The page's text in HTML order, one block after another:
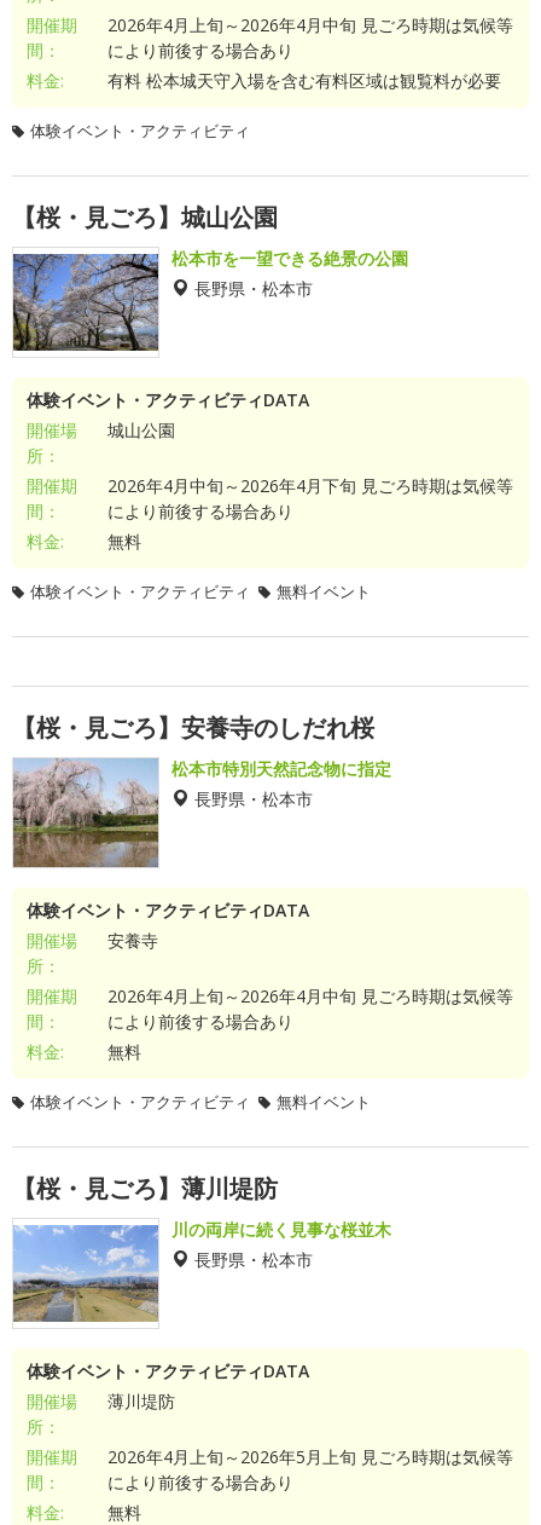
開催期
間：
2026年4月上旬～2026年4月中旬 見ごろ時期は気候等
により前後する場合あり
料金:
有料 松本城天守入場を含む有料区域は観覧料が必要
体験イベント・アクティビティ
【桜・見ごろ】城山公園
松本市を一望できる絶景の公園
長野県・松本市
体験イベント・アクティビティDATA
開催場
所：
城山公園
開催期
間：
2026年4月中旬～2026年4月下旬 見ごろ時期は気候等
により前後する場合あり
料金:
無料
体験イベント・アクティビティ 無料イベント
【桜・見ごろ】安養寺のしだれ桜
松本市特別天然記念物に指定
長野県・松本市
体験イベント・アクティビティDATA
開催場
所：
安養寺
開催期
間：
2026年4月上旬～2026年4月中旬 見ごろ時期は気候等
により前後する場合あり
料金:
無料
体験イベント・アクティビティ 無料イベント
【桜・見ごろ】薄川堤防
川の両岸に続く見事な桜並木
長野県・松本市
体験イベント・アクティビティDATA
開催場
所：
薄川堤防
開催期
間：
2026年4月上旬～2026年5月上旬 見ごろ時期は気候等
により前後する場合あり
料金:
無料